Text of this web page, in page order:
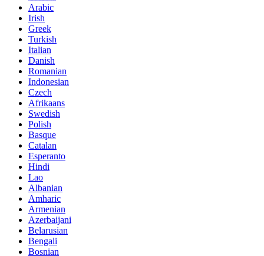
Arabic
Irish
Greek
Turkish
Italian
Danish
Romanian
Indonesian
Czech
Afrikaans
Swedish
Polish
Basque
Catalan
Esperanto
Hindi
Lao
Albanian
Amharic
Armenian
Azerbaijani
Belarusian
Bengali
Bosnian